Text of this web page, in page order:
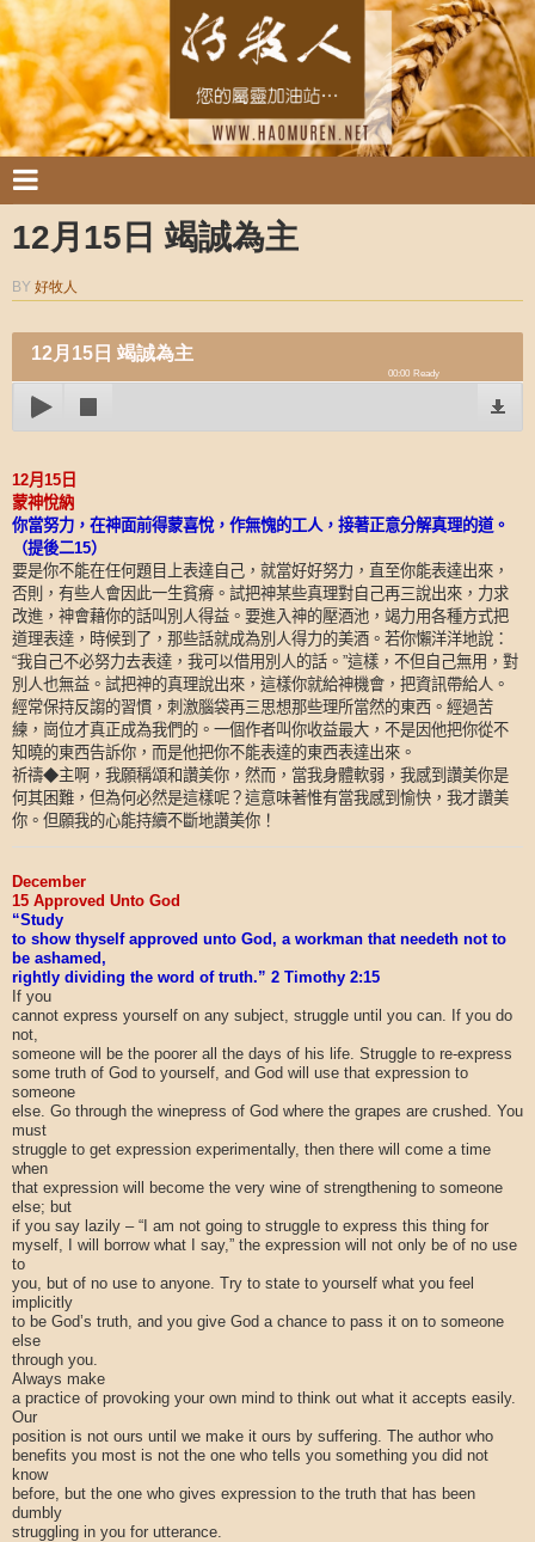
12月15日 竭誠為主
BY 好牧人
12月15日 竭誠為主
00:00 Ready
12月 15 日
蒙神悅納
你當努力，在神面前得蒙喜悅，作無愧的工人，接著正意分解真理的道。
（提後二15）
要是你不能在任何題目上表達自己，就當好好努力，直至你能表達出來，
否則，有些人會因此一生貧瘠。試把神某些真理對自己再三說出來，力求
改進，神會藉你的話叫別人得益。要進入神的壓酒池，竭力用各種方式把
道理表達，時候到了，那些話就成為別人得力的美酒。若你懶洋洋地說：
“我自己不必努力去表達，我可以借用別人的話。 ”這樣，不但自己無用，對
別人也無益。試把神的真理說出來，這樣你就給神機會，把資訊帶給人。
經常保持反謅的習慣，刺激腦袋再三思想那些理所當然的東西。經過苦
練，崗位才真正成為我們的。一個作者叫你收益最大，不是因他把你從不
知曉的東西告訴你，而是他把你不能表達的東西表達出來。
祈禱◆主啊，我願稱頌和讚美你，然而，當我身體軟弱，我感到讚美你是
何其困難，但為何必然是這樣呢？這意味著惟有當我感到愉快，我才讚美
你。但願我的心能持續不斷地讚美你！
December
15 Approved Unto God
“Study
to show thyself approved unto God, a workman that needeth not to
be ashamed,
rightly dividing the word of truth.” 2 Timothy 2:15
If you
cannot express yourself on any subject, struggle until you can. If you do
not,
someone will be the poorer all the days of his life. Struggle to re-express
some truth of God to yourself, and God will use that expression to
someone
else. Go through the winepress of God where the grapes are crushed. You
must
struggle to get expression experimentally, then there will come a time
when
that expression will become the very wine of strengthening to someone
else; but
if you say lazily – “I am not going to struggle to express this thing for
myself, I will borrow what I say,” the expression will not only be of no use
to
you, but of no use to anyone. Try to state to yourself what you feel
implicitly
to be God’s truth, and you give God a chance to pass it on to someone
else
through you.
Always make
a practice of provoking your own mind to think out what it accepts easily.
Our
position is not ours until we make it ours by suffering. The author who
benefits you most is not the one who tells you something you did not
know
before, but the one who gives expression to the truth that has been
dumbly
struggling in you for utterance.